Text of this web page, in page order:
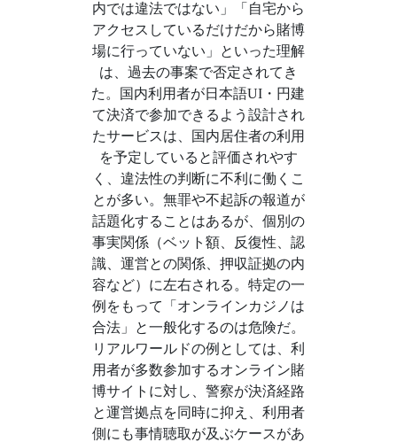
内では違法ではない」「自宅から
アクセスしているだけだから賭博
場に行っていない」といった理解
は、過去の事案で否定されてき
た。国内利用者が日本語UI・円建
て決済で参加できるよう設計され
たサービスは、国内居住者の利用
を予定していると評価されやす
く、違法性の判断に不利に働くこ
とが多い。無罪や不起訴の報道が
話題化することはあるが、個別の
事実関係（ベット額、反復性、認
識、運営との関係、押収証拠の内
容など）に左右される。特定の一
例をもって「オンラインカジノは
合法」と一般化するのは危険だ。
リアルワールドの例としては、利
用者が多数参加するオンライン賭
博サイトに対し、警察が決済経路
と運営拠点を同時に抑え、利用者
側にも事情聴取が及ぶケースがあ